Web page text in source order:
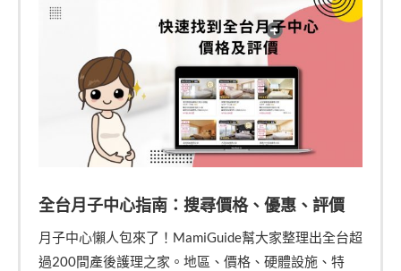
全台月子中心指南：搜尋價格、優惠、評價
月子中心懶人包來了！MamiGuide幫大家整理出全台超
過200間產後護理之家。地區、價格、硬體設施、特